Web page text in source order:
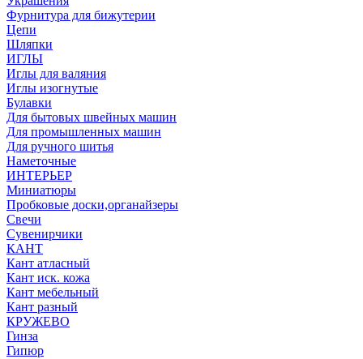
Фурнитура для бижутерии
Цепи
Шляпки
ИГЛЫ
Иглы для валяния
Иглы изогнутые
Булавки
Для бытовых швейных машин
Для промышленных машин
Для ручного шитья
Наметочные
ИНТЕРЬЕР
Миниатюры
Пробковые доски,органайзеры
Свечи
Сувенирчики
КАНТ
Кант атласный
Кант иск. кожа
Кант мебельный
Кант разный
КРУЖЕВО
Гинза
Гипюр